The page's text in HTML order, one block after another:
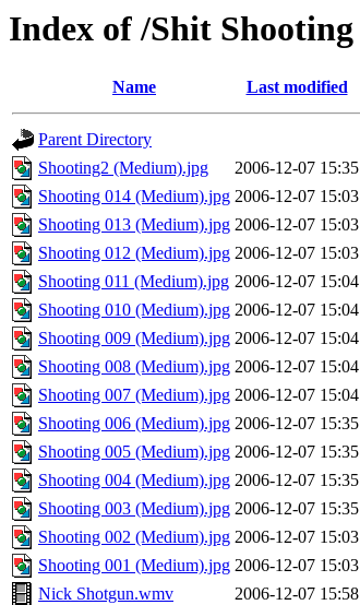
Index of /Shit Shooting
Name Last modified
Parent Directory
Shooting2 (Medium).jpg
2006-12-07 15:35
Shooting 014 (Medium).jpg 2006-12-07 15:03
Shooting 013 (Medium).jpg 2006-12-07 15:03
Shooting 012 (Medium).jpg 2006-12-07 15:03
Shooting 011 (Medium).jpg 2006-12-07 15:04
Shooting 010 (Medium).jpg 2006-12-07 15:04
Shooting 009 (Medium).jpg 2006-12-07 15:04
Shooting 008 (Medium).jpg 2006-12-07 15:04
Shooting 007 (Medium).jpg 2006-12-07 15:04
Shooting 006 (Medium).jpg 2006-12-07 15:35
Shooting 005 (Medium).jpg 2006-12-07 15:35
Shooting 004 (Medium).jpg 2006-12-07 15:35
Shooting 003 (Medium).jpg 2006-12-07 15:35
Shooting 002 (Medium).jpg 2006-12-07 15:03
Shooting 001 (Medium).jpg 2006-12-07 15:03
Nick Shotgun.wmv
2006-12-07 15:58